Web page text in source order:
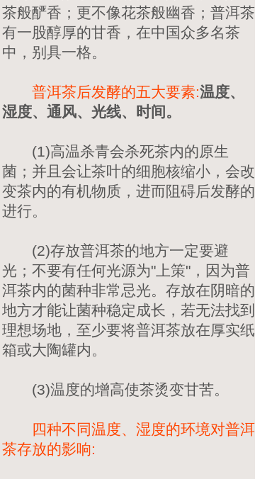
茶般酽香；更不像花茶般幽香；普洱茶
有一股醇厚的甘香，在中国众多名茶
中，别具一格。
普洱茶后发酵的五大要素:温度、
湿度、通风、光线、时间。
(1)高温杀青会杀死茶内的原生
菌；并且会让茶叶的细胞核缩小，会改
变茶内的有机物质，进而阻碍后发酵的
进行。
(2)存放普洱茶的地方一定要避
光；不要有任何光源为"上策"，因为普
洱茶内的菌种非常忌光。存放在阴暗的
地方才能让菌种稳定成长，若无法找到
理想场地，至少要将普洱茶放在厚实纸
箱或大陶罐内。
(3)温度的增高使茶烫变甘苦。
四种不同温度、湿度的环境对普洱
茶存放的影响: